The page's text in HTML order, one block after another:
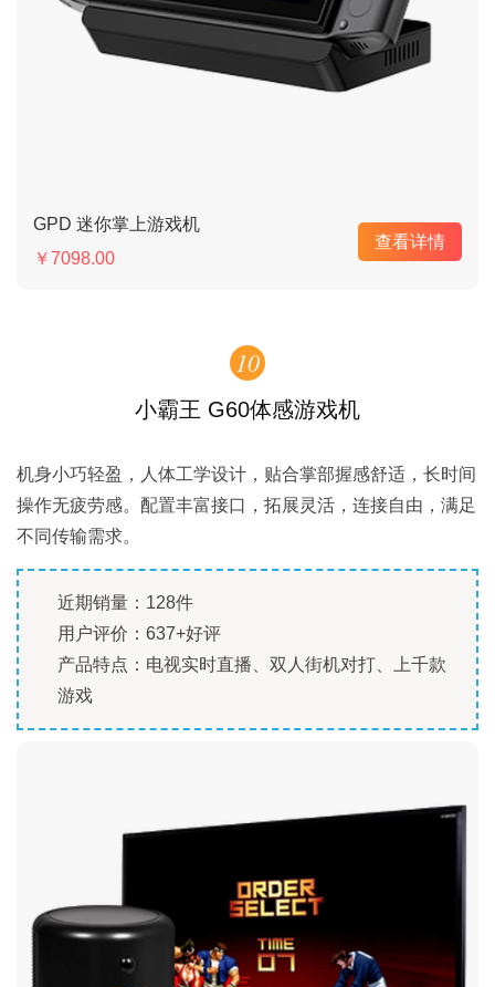
GPD 迷你掌上游戏机
￥7098.00
查看详情
10
小霸王 G60体感游戏机
机身小巧轻盈，人体工学设计，贴合掌部握感舒适，长时间
操作无疲劳感。配置丰富接口，拓展灵活，连接自由，满足
不同传输需求。
近期销量：128件
用户评价：637+好评
产品特点：电视实时直播、双人街机对打、上千款
游戏